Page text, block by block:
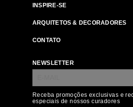
INSPIRE-SE
ARQUITETOS & DECORADORES
CONTATO
NEWSLETTER
Receba promoções exclusivas e
especiais de nossos curadores